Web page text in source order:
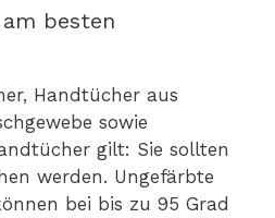
besten
Handtücher aus
sowie
gilt: Sie sollten
werden. Ungefärbte
bei bis zu 95 Grad